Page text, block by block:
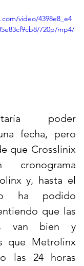
video/4398e8_e4
720p/mp4/
poder
fecha, pero
que Crosslinix
cronograma
y, hasta el
ha podido
que las
van bien y
que Metrolinx
las 24 horas